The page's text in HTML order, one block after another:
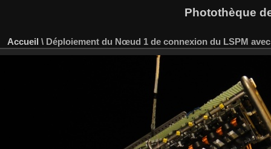
Photothèque
Accueil \ Déploiement du Nœud 1 de connexion du LSPM